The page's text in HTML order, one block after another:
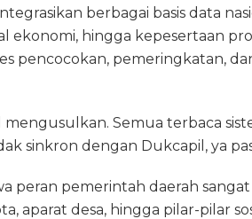
berbagai basis data
ekonomi, hingga kepesertaan
pencocokan, pemeringkatan,
mengusulkan. Semua terbaca
sinkron dengan Dukcapil, ya
peran pemerintah daerah
aparat desa, hingga pilar-pilar